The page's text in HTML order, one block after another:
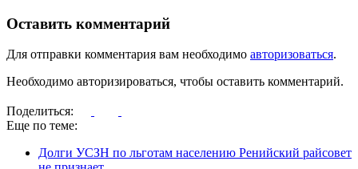
Оставить комментарий
Для отправки комментария вам необходимо авторизоваться.
Необходимо авторизироваться, чтобы оставить комментарий.
Поделиться:
Еще по теме:
Долги УСЗН по льготам населению Ренийский райсовет